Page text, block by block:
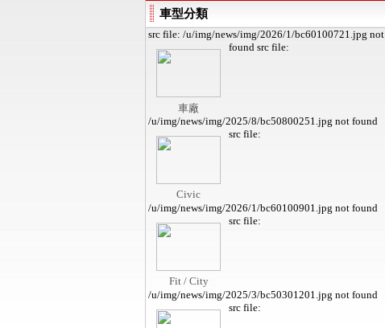
車型分類
src file: /u/img/news/img/2026/1/bc60100721.jpg not
found
車廠
src file:
/u/img/news/img/2025/8/bc50800251.jpg not found
Civic
src file:
/u/img/news/img/2026/1/bc60100901.jpg not found
Fit / City
src file:
/u/img/news/img/2025/3/bc50301201.jpg not found
src file: